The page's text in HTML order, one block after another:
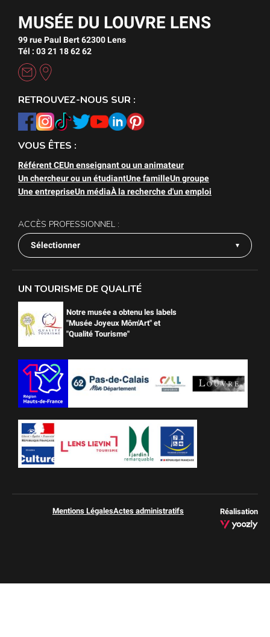
MUSÉE DU LOUVRE LENS
99 rue Paul Bert 62300 Lens
Tél : 03 21 18 62 62
RETROUVEZ-NOUS SUR :
VOUS ÊTES :
Référent CEUn enseignant ou un animateur
Un chercheur ou un étudiantUne familleUn groupe
Une entrepriseUn médiaÀ la recherche d'un emploi
ACCÈS PROFESSIONNEL :
Sélectionner
UN TOURISME DE QUALITÉ
Notre musée a obtenu les labels
"Musée Joyeux Môm'Art" et
"Qualité Tourisme"
Mentions LégalesActes administratifs Réalisation